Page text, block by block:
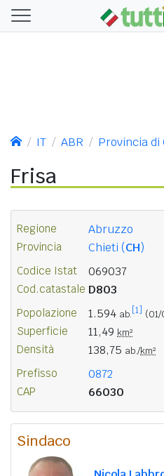
IT ABR Provincia di
Frisa
Regione Abruzzo
Provincia Chieti (CH)
Codice Istat 069037
Cod.catastale D803
Popolazione 1.594 ab. [1]
Superficie 11,49 km²
Densità 138,75 ab./km²
Prefisso 0872
CAP 66030
Sindaco